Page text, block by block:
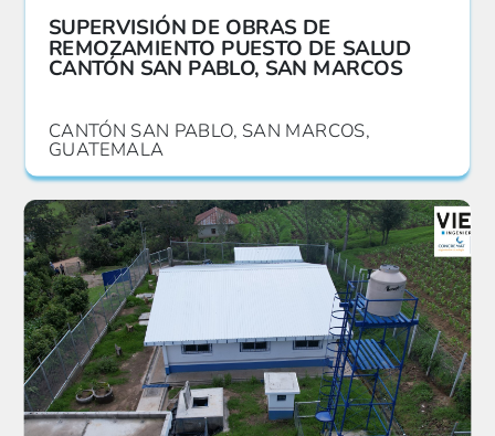
SUPERVISIÓN DE OBRAS DE
REMOZAMIENTO PUESTO DE SALUD
CANTÓN SAN PABLO, SAN MARCOS
CANTÓN SAN PABLO, SAN MARCOS,
GUATEMALA